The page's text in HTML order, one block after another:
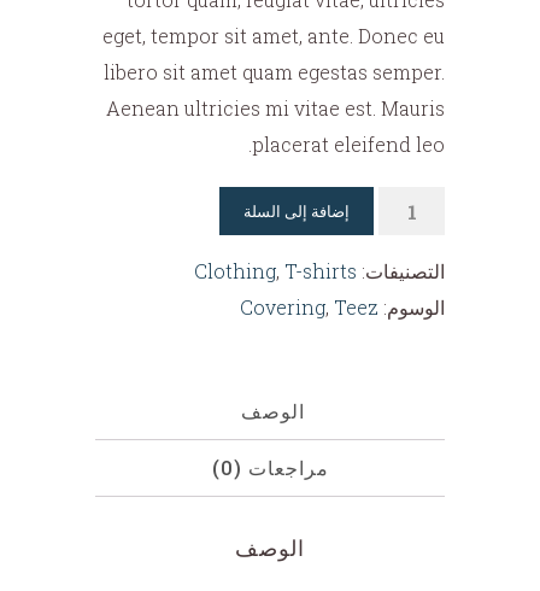
eget, tempor sit amet, ante. Donec eu
libero sit amet quam egestas semper.
Aenean ultricies mi vitae est. Mauris
placerat eleifend leo.
إضافة إلى السلة
التصنيفات: Clothing, T-shirts
الوسوم:
Covering, Teez
الوصف
مراجعات (0)
الوصف